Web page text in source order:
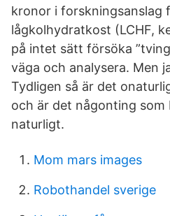
kronor i forskningsanslag
lågkolhydratkost (LCHF,
på intet sätt försöka
väga och analysera. Men
Tydligen så är det
och är det någonting som
naturligt.
Mom mars images
Robothandel sverige